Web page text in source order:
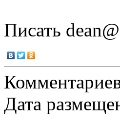
Писать
Дата